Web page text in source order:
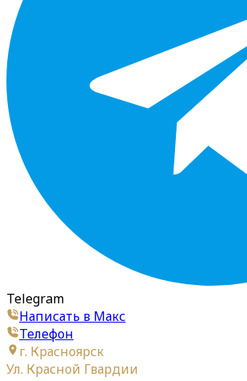
Telegram
Написать в Макс
Телефон
г. Красноярск
Ул. Красной Гвардии